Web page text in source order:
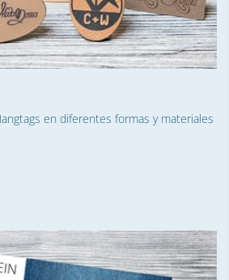
en diferentes formas y materiales